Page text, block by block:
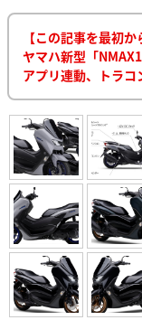
【この記事を最初か
ヤマハ新型「
アプリ連動、トラ